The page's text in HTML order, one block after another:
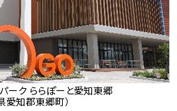
ーク ららぽーと愛知東郷
愛知郡東郷町）